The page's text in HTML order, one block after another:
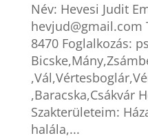
Név: Hevesi Judit
hevjud@gmail.com
8470 Foglalkozás:
,Baracska,Csákvár
Szakterületeim:
halála,...